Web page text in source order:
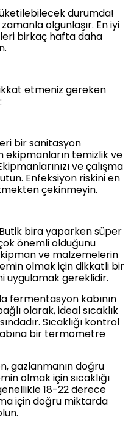
durumda!
olgunlaşır. En iyi
birkaç hafta daha
etmeniz gereken
bir sanitasyon
ekipmanların temizlik ve
ve çalışma
Enfeksiyon riskini en
çekinmeyin.
bira yaparken süper
önemli olduğunu
ve malzemelerin
olmak için dikkatli bir
uygulamak gereklidir.
fermentasyon kabının
olarak, ideal sıcaklık
Sıcaklığı kontrol
bir termometre
gazlanmanın doğru
olmak için sıcaklığı
18-22 derece
için doğru miktarda